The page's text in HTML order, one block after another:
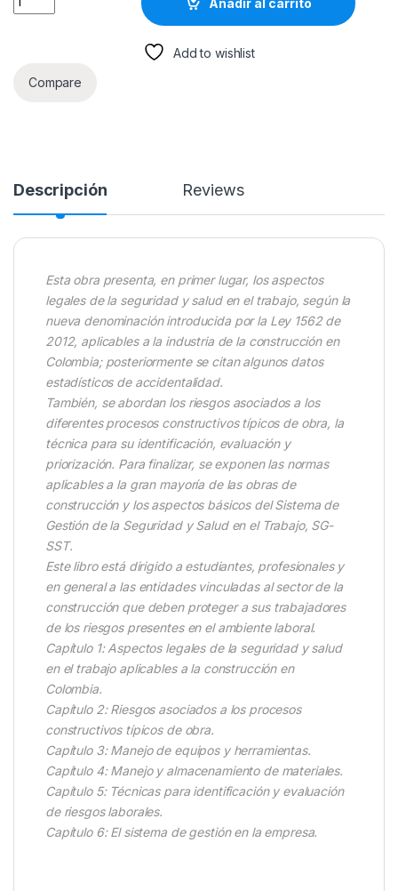
Add to wishlist
Compare
Descripción Reviews
Esta obra presenta, en primer lugar, los aspectos
legales de la seguridad y salud en el trabajo, según la
nueva denominación introducida por la Ley 1562 de
2012, aplicables a la industria de la construcción en
Colombia; posteriormente se citan algunos datos
estadísticos de accidentalidad.
También, se abordan los riesgos asociados a los
diferentes procesos constructivos típicos de obra, la
técnica para su identificación, evaluación y
priorización. Para finalizar, se exponen las normas
aplicables a la gran mayoría de las obras de
construcción y los aspectos básicos del Sistema de
Gestión de la Seguridad y Salud en el Trabajo, SG-
SST.
Este libro está dirigido a estudiantes, profesionales y
en general a las entidades vinculadas al sector de la
construcción que deben proteger a sus trabajadores
de los riesgos presentes en el ambiente laboral.
Capítulo 1: Aspectos legales de la seguridad y salud
en el trabajo aplicables a la construcción en
Colombia.
Capítulo 2: Riesgos asociados a los procesos
constructivos típicos de obra.
Capítulo 3: Manejo de equipos y herramientas.
Capítulo 4: Manejo y almacenamiento de materiales.
Capítulo 5: Técnicas para identificación y evaluación
de riesgos laborales.
Capítulo 6: El sistema de gestión en la empresa.